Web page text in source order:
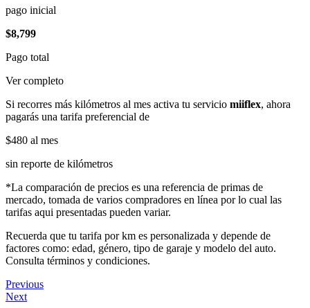
pago inicial
$8,799
Pago total
Ver completo
Si recorres más kilómetros al mes activa tu servicio miiflex, ahora
pagarás una tarifa preferencial de
$480 al mes
sin reporte de kilómetros
*La comparación de precios es una referencia de primas de
mercado, tomada de varios compradores en línea por lo cual las
tarifas aqui presentadas pueden variar.
Recuerda que tu tarifa por km es personalizada y depende de
factores como: edad, género, tipo de garaje y modelo del auto.
Consulta términos y condiciones.
Previous
Next